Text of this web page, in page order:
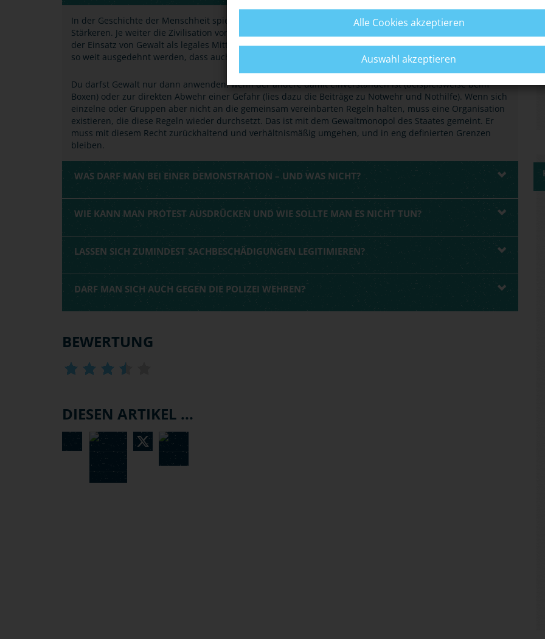
In der Geschichte der Menschheit spielte
eine große Rolle - als Faustrecht oder Recht des
Stärkeren. Je weiter die Zivilisation voranschreitet und insbesondere in demokratischen Staaten, wurde
der Einsatz von Gewalt als legales Mittel immer weiter ausgeschlossen. In den letzten Jahren konnte dies
so weit ausgedehnt werden, dass auch Gewalt in der Familie geächtet wird.
Du darfst Gewalt nur dann anwenden, wenn der andere damit einverstanden ist (beispielsweise beim
Boxen) oder zur direkten Abwehr einer Gefahr (lies dazu die Beiträge zu Notwehr und Nothilfe). Wenn sich
einzelne oder Gruppen aber nicht an die gemeinsam vereinbarten Regeln halten, muss eine Organisation
existieren, die diese Regeln wieder durchsetzt. Das ist mit dem Gewaltmonopol des Staates gemeint. Er
muss mit diesem Recht zurückhaltend und verhältnismäßig umgehen, und in eng definierten Grenzen
bleiben.
WAS DARF MAN BEI EINER DEMONSTRATION – UND WAS NICHT?
WIE KANN MAN PROTEST AUSDRÜCKEN UND WIE SOLLTE MAN ES NICHT TUN?
LASSEN SICH ZUMINDEST SACHBESCHÄDIGUNGEN LEGITIMIEREN?
DARF MAN SICH AUCH GEGEN DIE POLIZEI WEHREN?
BEWERTUNG
DIESEN ARTIKEL ...
Alle Cookies akzeptieren
Auswahl akzeptieren